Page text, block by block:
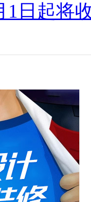
1日起将